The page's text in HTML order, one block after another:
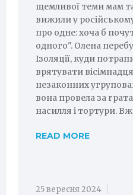
щемливої теми мам та
вижили у
про одне: хоча б
одного". Олена
Ізоляції, куди
врятувати
незаконних
вона провела за
насилля і тортури.
READ MORE
25 вересня 2024